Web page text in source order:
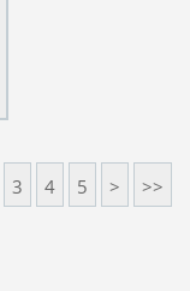
3 4 5 > >>